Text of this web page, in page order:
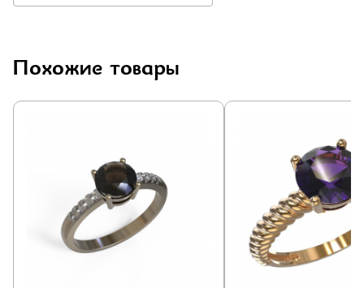
Похожие товары